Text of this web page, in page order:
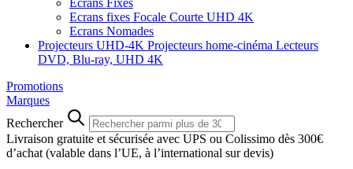
Ecrans Fixes
Ecrans fixes Focale Courte UHD 4K
Ecrans Nomades
Projecteurs UHD-4K Projecteurs home-cinéma Lecteurs
DVD, Blu-ray, UHD 4K
Promotions
Marques
Rechercher
Livraison gratuite et sécurisée avec UPS ou Colissimo dès 300€
d’achat (valable dans l’UE, à l’international sur devis)